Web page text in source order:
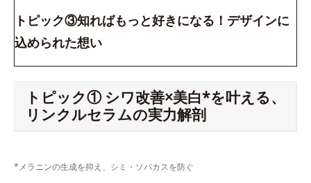
トピック③知ればもっと好きになる！デザインに
込められた想い
トピック① シワ改善×美白*を叶える、
リンクルセラムの実力解剖
*メラニンの生成を抑え、シミ・ソバカスを防ぐ